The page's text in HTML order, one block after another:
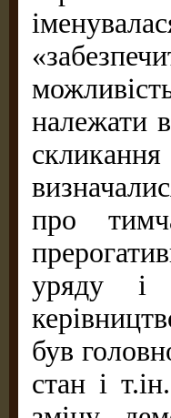
належати
про
уряду і
був
стан і